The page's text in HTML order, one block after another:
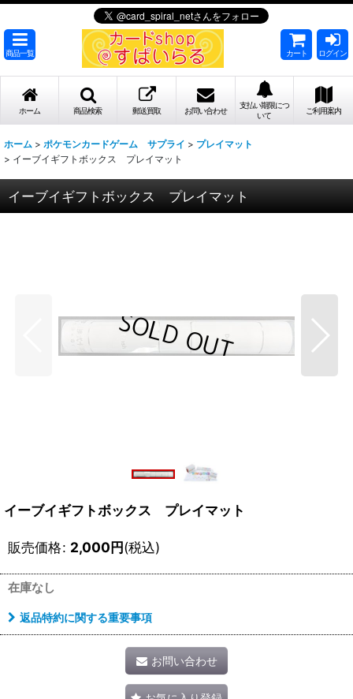
商品一覧 カート ログイン
ホーム 商品検索 郵送買取 お問い合わせ
支払い期限につ
いて
ご利用案内
ホーム > ポケモンカードゲーム サプライ > プレイマット
> イーブイギフトボックス プレイマット
イーブイギフトボックス プレイマット
イーブイギフトボックス プレイマット
販売価格: 2,000円(税込)
在庫なし
返品特約に関する重要事項
お問い合わせ